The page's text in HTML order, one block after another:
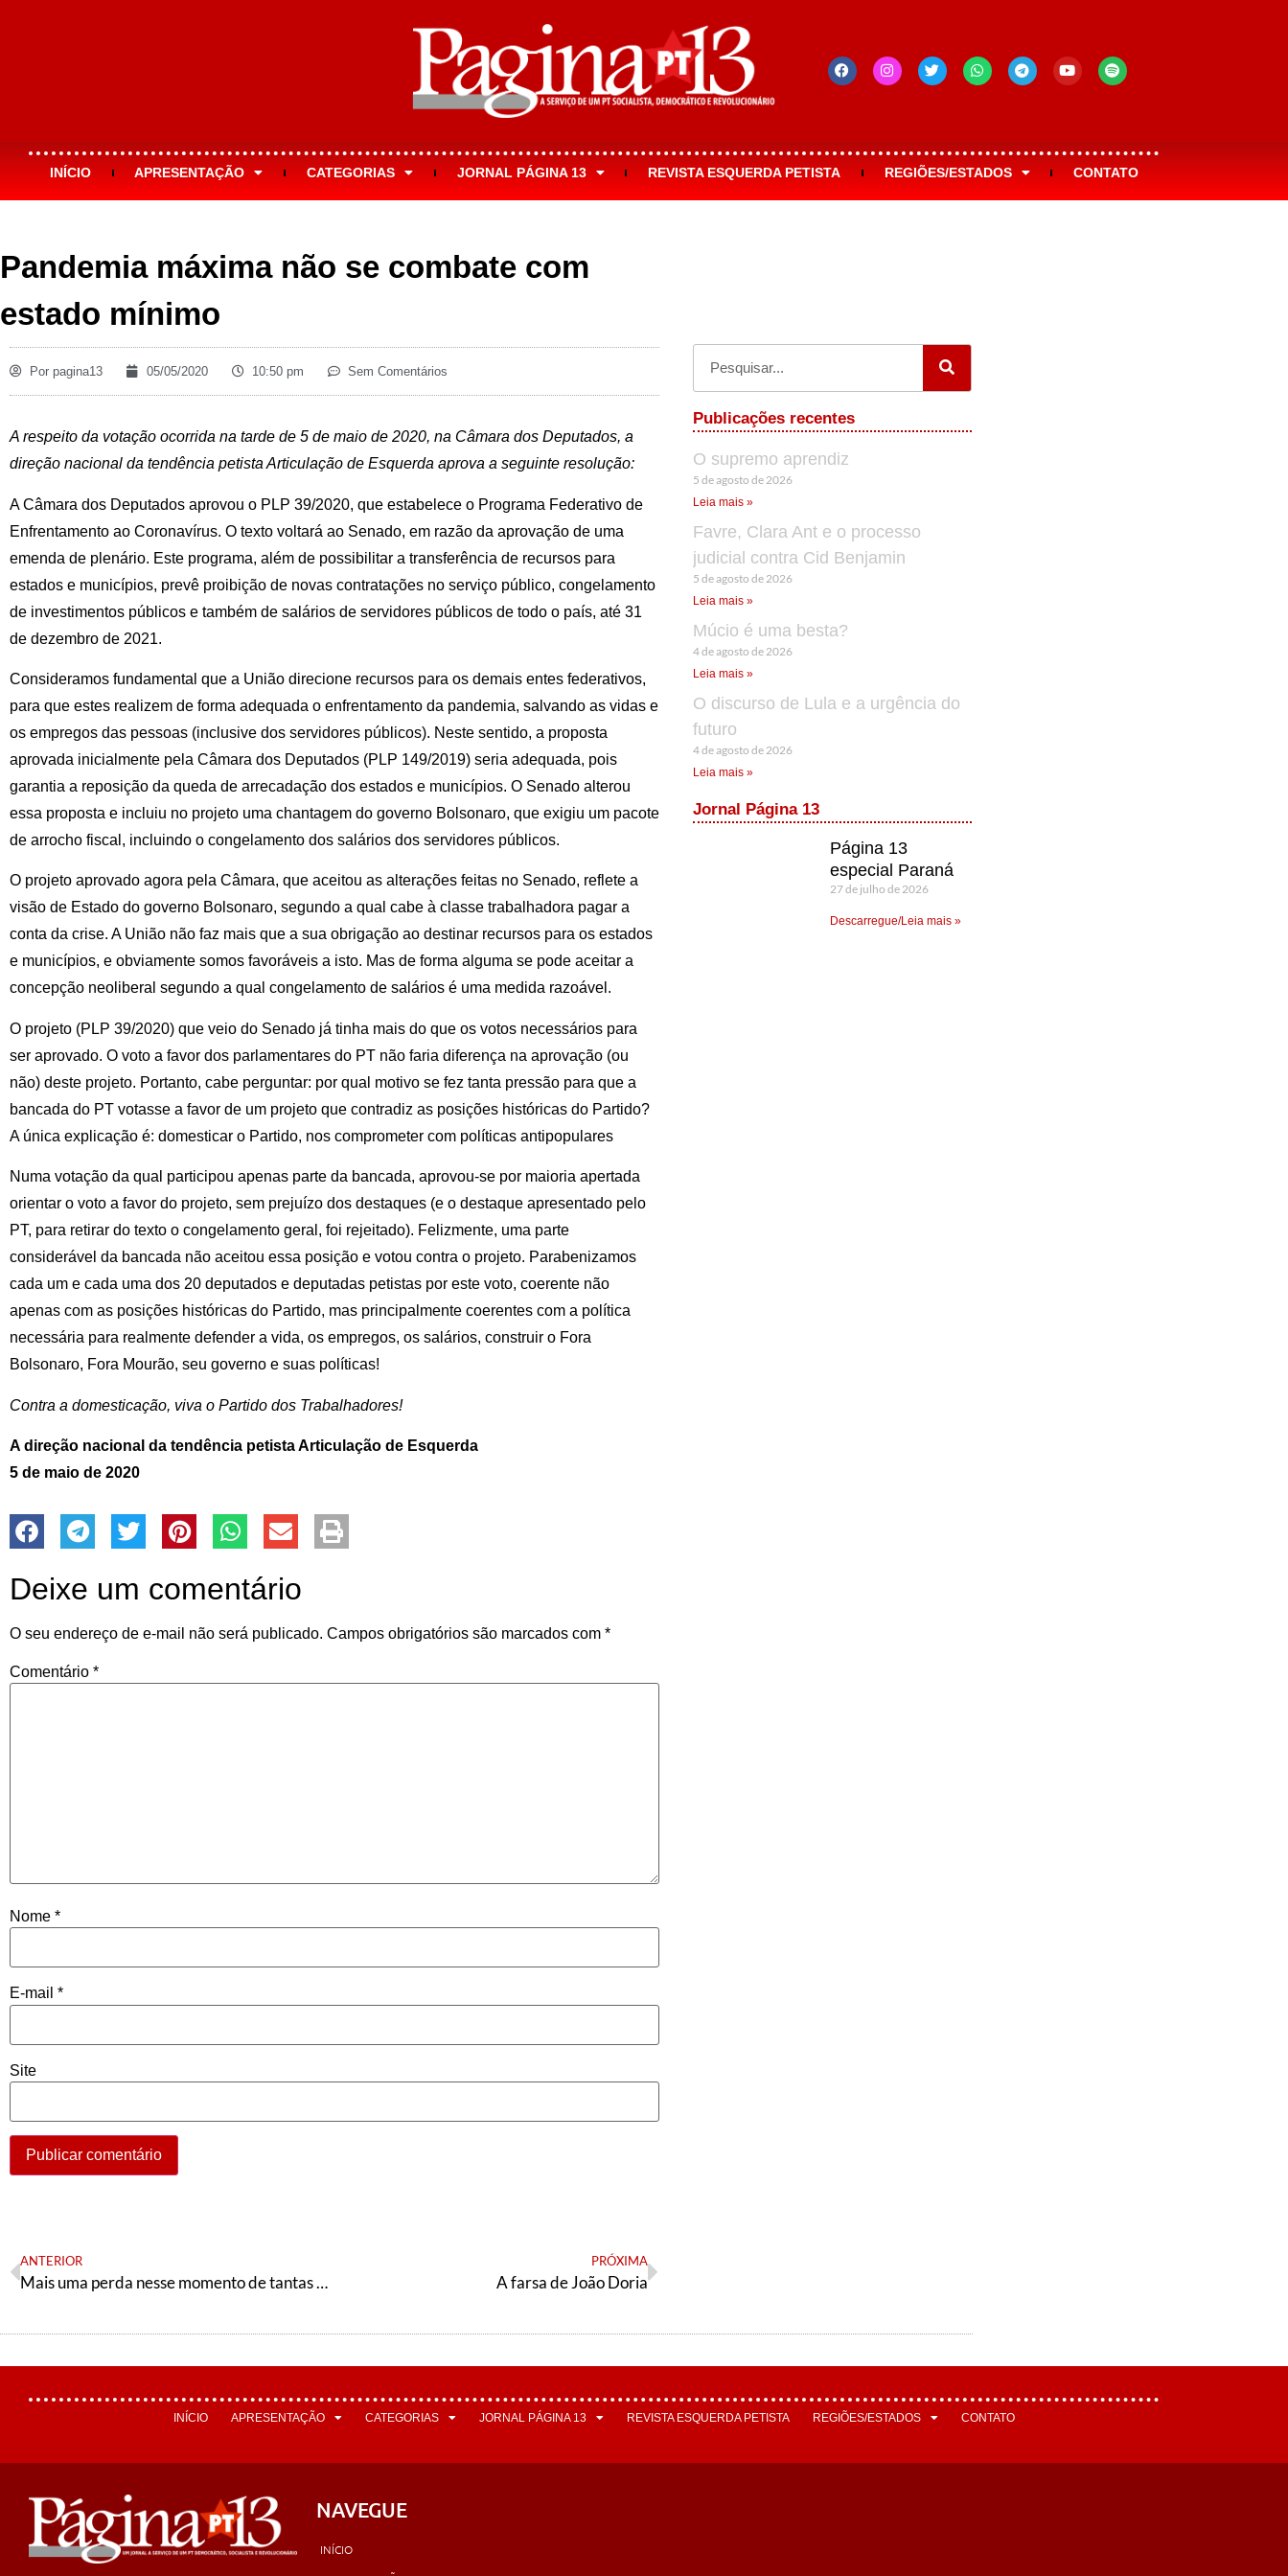
INÍCIO APRESENTAÇÃO CATEGORIAS JORNAL PÁGINA 13 REVISTA ESQUERDA PETISTA REGIÕES/ESTADOS CONTATO
Pandemia máxima não se combate com
estado mínimo
Por pagina13 05/05/2020 10:50 pm Sem Comentários
A respeito da votação ocorrida na tarde de 5 de maio de 2020, na Câmara dos Deputados, a
direção nacional da tendência petista Articulação de Esquerda aprova a seguinte resolução:
A Câmara dos Deputados aprovou o PLP 39/2020, que estabelece o Programa Federativo de
Enfrentamento ao Coronavírus. O texto voltará ao Senado, em razão da aprovação de uma
emenda de plenário. Este programa, além de possibilitar a transferência de recursos para
estados e municípios, prevê proibição de novas contratações no serviço público, congelamento
de investimentos públicos e também de salários de servidores públicos de todo o país, até 31
de dezembro de 2021.
Consideramos fundamental que a União direcione recursos para os demais entes federativos,
para que estes realizem de forma adequada o enfrentamento da pandemia, salvando as vidas e
os empregos das pessoas (inclusive dos servidores públicos). Neste sentido, a proposta
aprovada inicialmente pela Câmara dos Deputados (PLP 149/2019) seria adequada, pois
garantia a reposição da queda de arrecadação dos estados e municípios. O Senado alterou
essa proposta e incluiu no projeto uma chantagem do governo Bolsonaro, que exigiu um pacote
de arrocho fiscal, incluindo o congelamento dos salários dos servidores públicos.
O projeto aprovado agora pela Câmara, que aceitou as alterações feitas no Senado, reflete a
visão de Estado do governo Bolsonaro, segundo a qual cabe à classe trabalhadora pagar a
conta da crise. A União não faz mais que a sua obrigação ao destinar recursos para os estados
e municípios, e obviamente somos favoráveis a isto. Mas de forma alguma se pode aceitar a
concepção neoliberal segundo a qual congelamento de salários é uma medida razoável.
O projeto (PLP 39/2020) que veio do Senado já tinha mais do que os votos necessários para
ser aprovado. O voto a favor dos parlamentares do PT não faria diferença na aprovação (ou
não) deste projeto. Portanto, cabe perguntar: por qual motivo se fez tanta pressão para que a
bancada do PT votasse a favor de um projeto que contradiz as posições históricas do Partido?
A única explicação é: domesticar o Partido, nos comprometer com políticas antipopulares
Numa votação da qual participou apenas parte da bancada, aprovou-se por maioria apertada
orientar o voto a favor do projeto, sem prejuízo dos destaques (e o destaque apresentado pelo
PT, para retirar do texto o congelamento geral, foi rejeitado). Felizmente, uma parte
considerável da bancada não aceitou essa posição e votou contra o projeto. Parabenizamos
cada um e cada uma dos 20 deputados e deputadas petistas por este voto, coerente não
apenas com as posições históricas do Partido, mas principalmente coerentes com a política
necessária para realmente defender a vida, os empregos, os salários, construir o Fora
Bolsonaro, Fora Mourão, seu governo e suas políticas!
Contra a domesticação, viva o Partido dos Trabalhadores!
A direção nacional da tendência petista Articulação de Esquerda
5 de maio de 2020
Deixe um comentário
O seu endereço de e-mail não será publicado. Campos obrigatórios são marcados com *
Comentário *
Nome *
E-mail *
Site
ANTERIOR
Mais uma perda nesse momento de tantas dificuldades: faleceu nosso militante Paulo Camillo Gusmão
PRÓXIMA
A farsa de João Doria
Publicações recentes
O supremo aprendiz
5 de agosto de 2026
Leia mais »
Favre, Clara Ant e o processo
judicial contra Cid Benjamin
5 de agosto de 2026
Leia mais »
Múcio é uma besta?
4 de agosto de 2026
Leia mais »
O discurso de Lula e a urgência do
futuro
4 de agosto de 2026
Leia mais »
Jornal Página 13
Página 13
especial Paraná
27 de julho de 2026
Descarregue/Leia mais »
INÍCIO APRESENTAÇÃO CATEGORIAS JORNAL PÁGINA 13 REVISTA ESQUERDA PETISTA REGIÕES/ESTADOS CONTATO
NAVEGUE
INÍCIO